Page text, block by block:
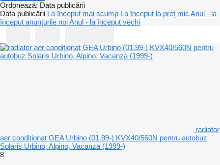
Ordonează: Data publicării
Data publicării La început mai scump La început la preț mic Anul - la
început anunțurile noiAnul - la început vechi
radiator
aer condiționat GEA Urbino (01.99-) KVX40/560N pentru autobuz
Solaris Urbino, Alpino, Vacanza (1999-)
8